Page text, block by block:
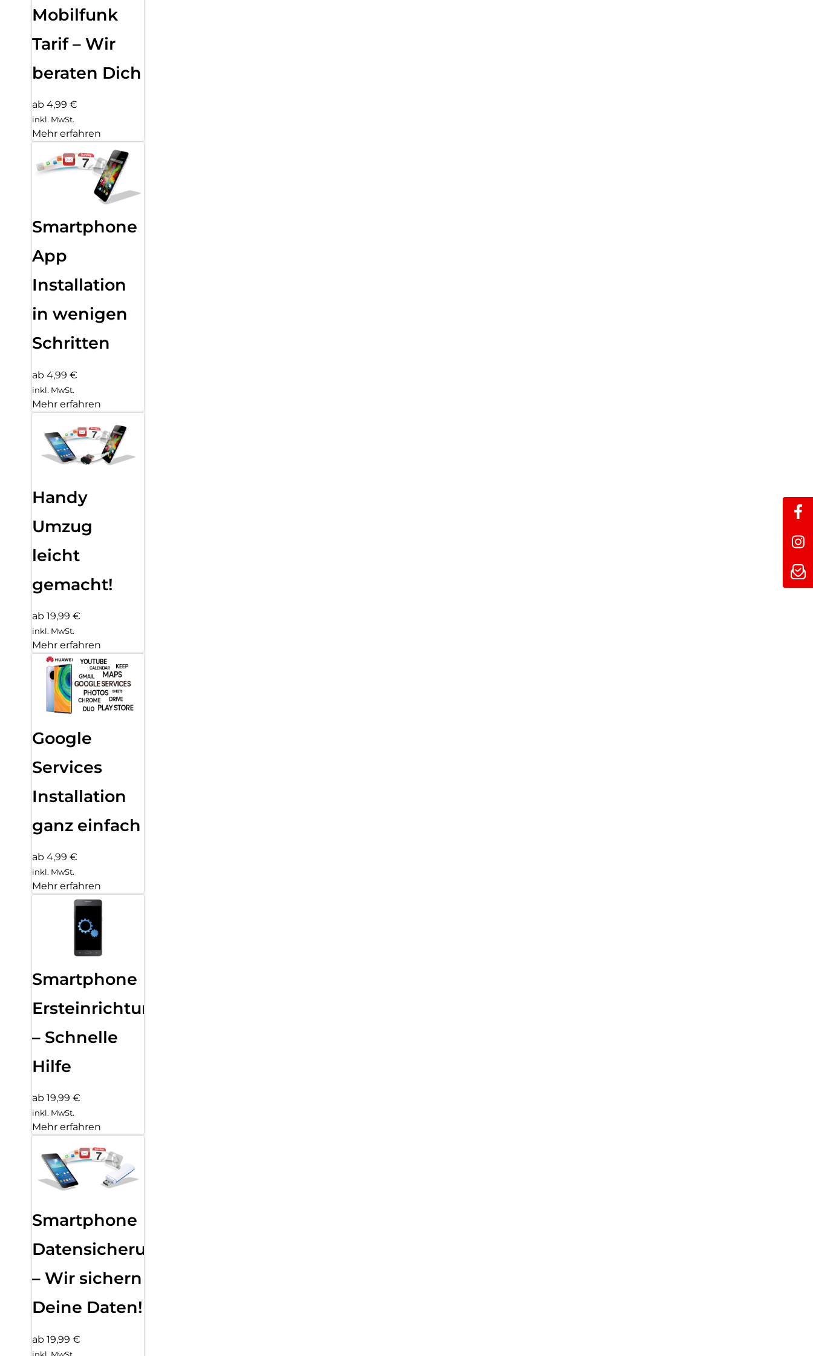
Mobilfunk
Tarif – Wir
beraten Dich
ab 4,99 €
inkl. MwSt.
Mehr erfahren
Smartphone
App
Installation
in wenigen
Schritten
ab 4,99 €
inkl. MwSt.
Mehr erfahren
Handy
Umzug
leicht
gemacht!
ab 19,99 €
inkl. MwSt.
Mehr erfahren
Google
Services
Installation
ganz einfach
ab 4,99 €
inkl. MwSt.
Mehr erfahren
Smartphone
Ersteinrichtung
– Schnelle
Hilfe
ab 19,99 €
inkl. MwSt.
Mehr erfahren
Smartphone
Datensicherung
– Wir sichern
Deine Daten!
ab 19,99 €
inkl. MwSt.